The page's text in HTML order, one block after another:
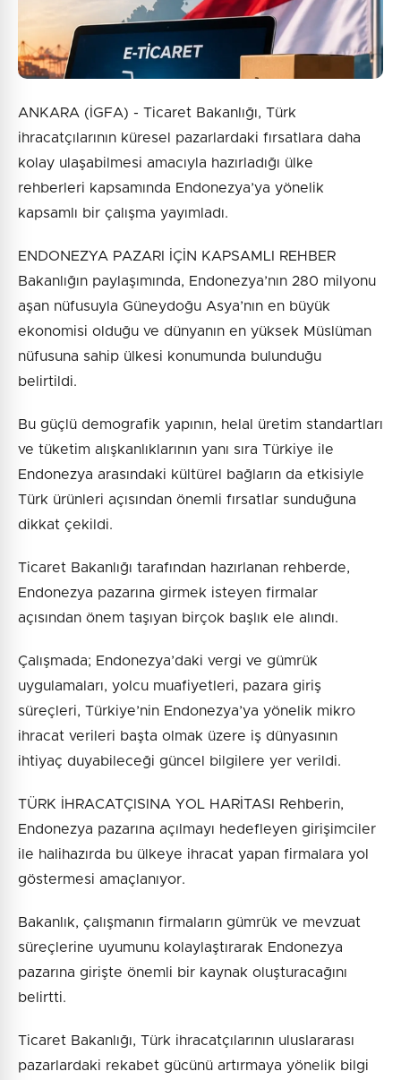
ANKARA (İGFA) - Ticaret Bakanlığı, Türk
ihracatçılarının küresel pazarlardaki fırsatlara daha
kolay ulaşabilmesi amacıyla hazırladığı ülke
rehberleri kapsamında Endonezya’ya yönelik
kapsamlı bir çalışma yayımladı.
ENDONEZYA PAZARI İÇİN KAPSAMLI REHBER
Bakanlığın paylaşımında, Endonezya’nın 280 milyonu
aşan nüfusuyla Güneydoğu Asya’nın en büyük
ekonomisi olduğu ve dünyanın en yüksek Müslüman
nüfusuna sahip ülkesi konumunda bulunduğu
belirtildi.
Bu güçlü demografik yapının, helal üretim standartları
ve tüketim alışkanlıklarının yanı sıra Türkiye ile
Endonezya arasındaki kültürel bağların da etkisiyle
Türk ürünleri açısından önemli fırsatlar sunduğuna
dikkat çekildi.
Ticaret Bakanlığı tarafından hazırlanan rehberde,
Endonezya pazarına girmek isteyen firmalar
açısından önem taşıyan birçok başlık ele alındı.
Çalışmada; Endonezya’daki vergi ve gümrük
uygulamaları, yolcu muafiyetleri, pazara giriş
süreçleri, Türkiye’nin Endonezya’ya yönelik mikro
ihracat verileri başta olmak üzere iş dünyasının
ihtiyaç duyabileceği güncel bilgilere yer verildi.
TÜRK İHRACATÇISINA YOL HARİTASI Rehberin,
Endonezya pazarına açılmayı hedefleyen girişimciler
ile halihazırda bu ülkeye ihracat yapan firmalara yol
göstermesi amaçlanıyor.
Bakanlık, çalışmanın firmaların gümrük ve mevzuat
süreçlerine uyumunu kolaylaştırarak Endonezya
pazarına girişte önemli bir kaynak oluşturacağını
belirtti.
Ticaret Bakanlığı, Türk ihracatçılarının uluslararası
pazarlardaki rekabet gücünü artırmaya yönelik bilgi